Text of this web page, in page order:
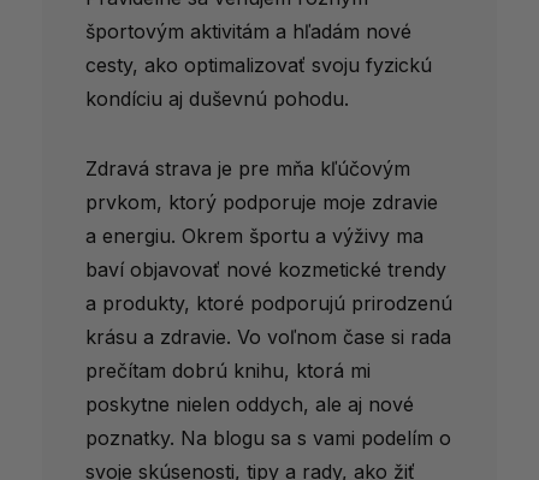
športovým aktivitám a hľadám nové
cesty, ako optimalizovať svoju fyzickú
kondíciu aj duševnú pohodu.
Zdravá strava je pre mňa kľúčovým
prvkom, ktorý podporuje moje zdravie
a energiu. Okrem športu a výživy ma
baví objavovať nové kozmetické trendy
a produkty, ktoré podporujú prirodzenú
krásu a zdravie. Vo voľnom čase si rada
prečítam dobrú knihu, ktorá mi
poskytne nielen oddych, ale aj nové
poznatky. Na blogu sa s vami podelím o
svoje skúsenosti, tipy a rady, ako žiť